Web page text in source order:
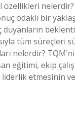
odaklı bir
tüm süreçleri
nelerdir?
eğitimi, ekip
etmesinin ve